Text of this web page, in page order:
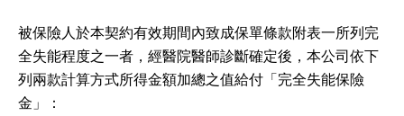
被保險人於本契約有效期間內致成保單條款附表一所列完
全失能程度之一者，經醫院醫師診斷確定後，本公司依下
列兩款計算方式所得金額加總之值給付「完全失能保險
金」：